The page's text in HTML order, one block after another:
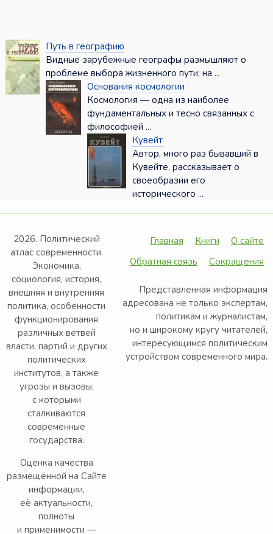
Путь в географию
Видные зарубежные географы размышляют о
проблеме выбора жизненного пути; на ...
Основания космологии
Космология — одна из наиболее
фундаментальных и тесно связанных с
философией ...
Кувейт
Автор, много раз бывавший в
Кувейте, рассказывает о
своеобразии его
исторического ...
2026. Политический
атлас современности.
Экономика,
социология, история,
внешняя и внутренняя
политика, особенности
функционирования
различных ветвей
власти, партий и других
политических
институтов, а также
угрозы и вызовы,
с которыми
сталкиваются
современные
государства.
Оценка качества
размещённой на Сайте
информации,
её актуальности,
полноты
и применимости —
Главная Книги
О сайте
Обратная связь
Сокращения
Представленная информация
адресована не только экспертам,
политикам и журналистам,
но и широкому кругу читателей,
интересующимся политическим
устройством современного мира.